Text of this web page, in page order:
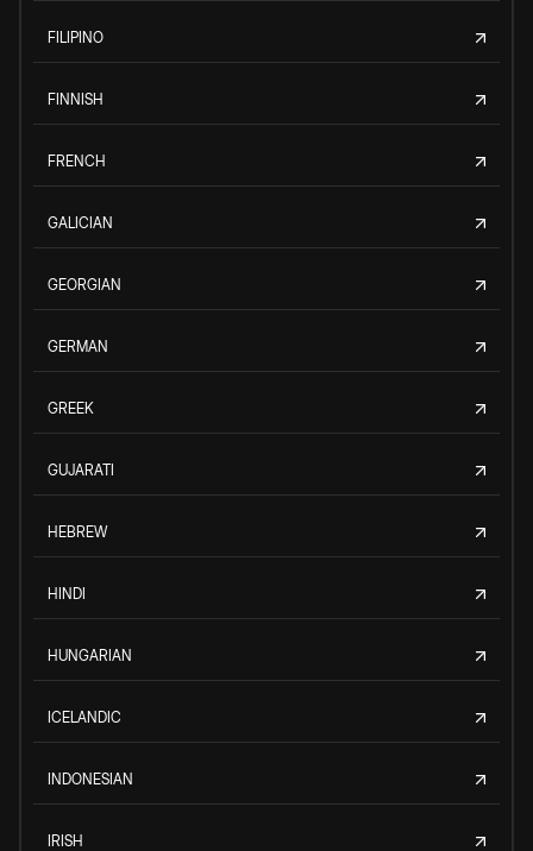
FILIPINO
FINNISH
FRENCH
GALICIAN
GEORGIAN
GERMAN
GREEK
GUJARATI
HEBREW
HINDI
HUNGARIAN
ICELANDIC
INDONESIAN
IRISH